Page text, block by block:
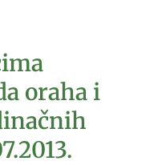
oraha i